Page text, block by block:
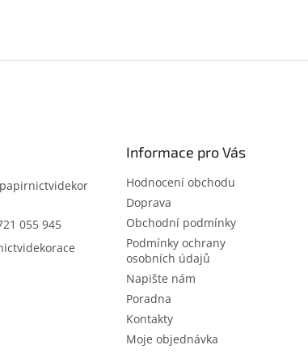
papirnictvidekor
055 945
Informace pro Vás
Hodnocení obchodu
Doprava
Obchodní podmínky
Podmínky ochrany
osobních údajů
Napište nám
Poradna
Kontakty
Moje objednávka